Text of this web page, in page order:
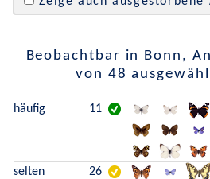
Beobachtbar in Bonn,
von 48
häufig 11
selten 26